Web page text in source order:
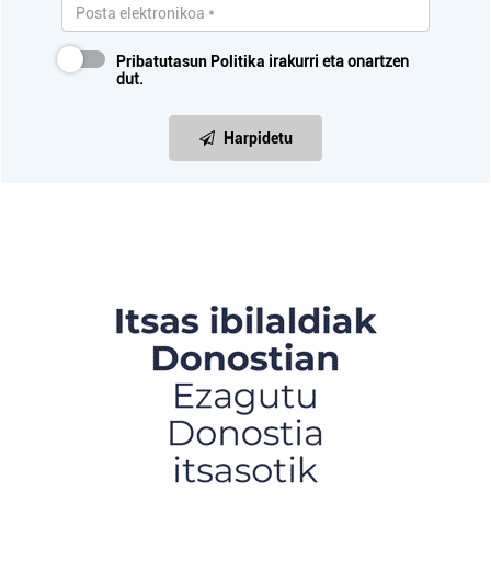
Pribatutasun Politika irakurri eta onartzen
dut.
Harpidetu